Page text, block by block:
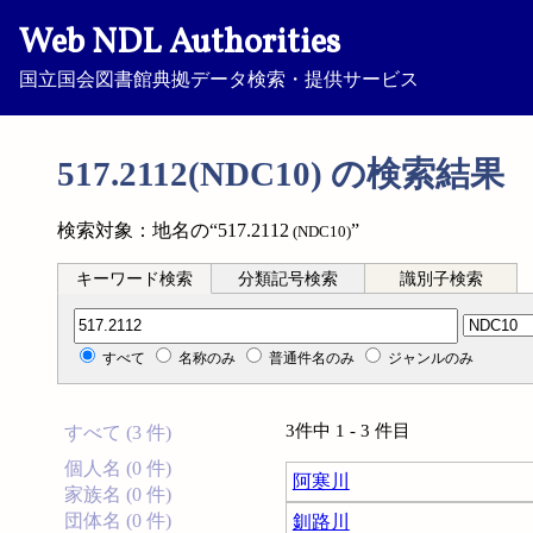
Web NDL Authorities
国立国会図書館典拠データ検索・提供サービス
517.2112(NDC10) の検索結果
検索対象：地名の“517.2112 (NDC10)”
キーワード検索 分類記号検索 識別子検索
分類記号検索
すべて 名称のみ 普通件名のみ ジャンルのみ
すべて (3 件)
個人名 (0 件)
家族名 (0 件)
団体名 (0 件)
3件中 1 - 3 件目
阿寒川
釧路川